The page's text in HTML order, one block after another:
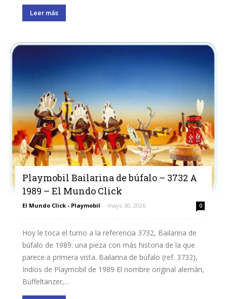
Leer más
Playmobil Bailarina de búfalo – 3732 A
1989 – El Mundo Click
El Mundo Click - Playmobil - mayo 30, 2026 0
Hoy le toca el turno a la referencia 3732, Bailarina de
búfalo de 1989: una pieza con más historia de la que
parece a primera vista. Bailarina de búfalo (ref. 3732),
Indios de Playmobil de 1989 El nombre original alemán,
Büffeltänzer,...